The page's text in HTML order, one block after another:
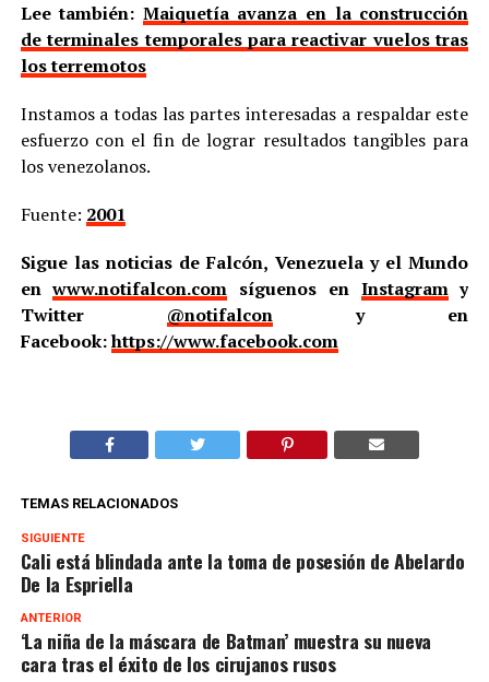
Lee también: Maiquetía avanza en la construcción
de terminales temporales para reactivar vuelos tras
los terremotos
Instamos a todas las partes interesadas a respaldar este
esfuerzo con el fin de lograr resultados tangibles para
los venezolanos.
Fuente: 2001
Sigue las noticias de Falcón, Venezuela y el Mundo
enwww.notifalcon.com síguenos en Instagramy
Twitter @notifalcony en
Facebook:https://www.facebook.com
TEMAS RELACIONADOS
SIGUIENTE
Cali está blindada ante la toma de posesión de Abelardo
De la Espriella
ANTERIOR
‘La niña de la máscara de Batman’ muestra su nueva
cara tras el éxito de los cirujanos rusos